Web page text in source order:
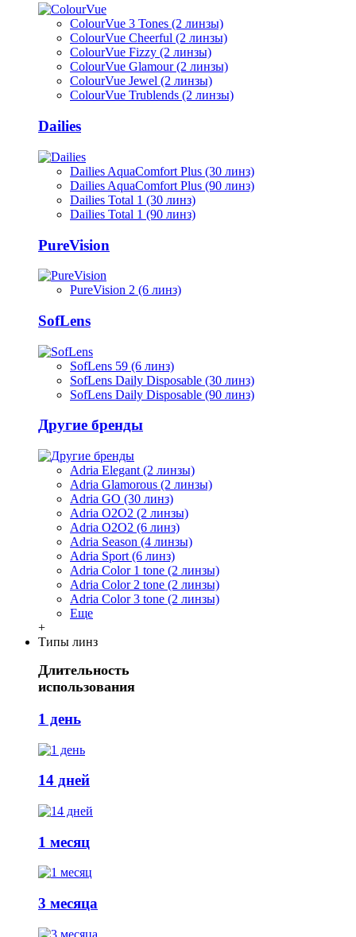
ColourVue 3 Tones (2 линзы)
ColourVue Cheerful (2 линзы)
ColourVue Fizzy (2 линзы)
ColourVue Glamour (2 линзы)
ColourVue Jewel (2 линзы)
ColourVue Trublends (2 линзы)
Dailies
Dailies AquaComfort Plus (30 линз)
Dailies AquaComfort Plus (90 линз)
Dailies Total 1 (30 линз)
Dailies Total 1 (90 линз)
PureVision
PureVision 2 (6 линз)
SofLens
SofLens 59 (6 линз)
SofLens Daily Disposable (30 линз)
SofLens Daily Disposable (90 линз)
Другие бренды
Adria Elegant (2 линзы)
Adria Glamorous (2 линзы)
Adria GO (30 линз)
Adria O2O2 (2 линзы)
Adria O2O2 (6 линз)
Adria Season (4 линзы)
Adria Sport (6 линз)
Adria Сolor 1 tone (2 линзы)
Adria Сolor 2 tone (2 линзы)
Adria Сolor 3 tone (2 линзы)
Еще
+
Типы линз
Длительность
использования
1 день
14 дней
1 месяц
3 месяца